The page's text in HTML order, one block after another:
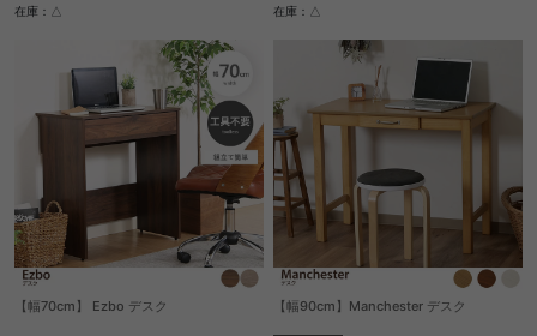
在庫：△ 在庫：△
【幅70cm】 Ezbo デスク 【幅90cm】Manchester デスク